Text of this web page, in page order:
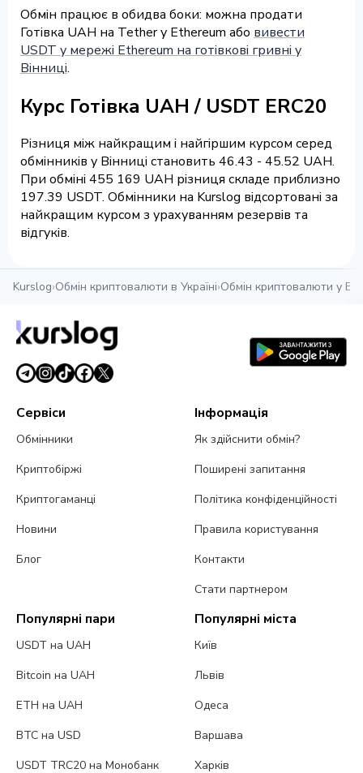
Обмін працює в обидва боки: можна продати
Готівка UAH на Tether у Ethereum або вивести
USDT у мережі Ethereum на готівкові гривні у
Вінниці.
Курс Готівка UAH / USDT ERC20
Різниця між найкращим і найгіршим курсом серед
обмінників у Вінниці становить 46.43 - 45.52 UAH.
При обміні 455 169 UAH різниця складе приблизно
197.39 USDT. Обмінники на Kurslog відсортовані за
найкращим курсом з урахуванням резервів та
відгуків.
Kurslog›Обмін криптовалюти в Україні›Обмін криптовалюти у
Сервіси
Обмінники
Криптобіржі
Криптогаманці
Новини
Блог
Інформація
Як здійснити обмін?
Поширені запитання
Політика конфіденційності
Правила користування
Контакти
Стати партнером
Популярні пари
USDT на UAH
Bitcoin на UAH
ETH на UAH
BTC на USD
USDT TRC20 на Монобанк
Популярні міста
Київ
Львів
Одеса
Варшава
Харків